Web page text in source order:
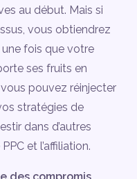
au début. Mais si
vous obtiendrez
fois que votre
ses fruits en
pouvez réinjecter
stratégies de
dans d’autres
et l’affiliation.
des compromis